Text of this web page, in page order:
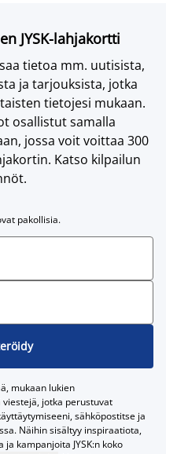
JYSK-lahjakortti
tietoa mm. uutisista,
ja tarjouksista, jotka
tietojesi mukaan.
osallistut samalla
jossa voit voittaa 300
Katso kilpailun
pakollisia.
mukaan lukien
jotka perustuvat
sähköpostitse ja
Näihin sisältyy inspiraatiota,
kampanjoita JYSK:n koko